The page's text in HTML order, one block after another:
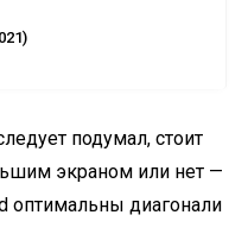
подумал, стоит
экраном или нет —
диагонали